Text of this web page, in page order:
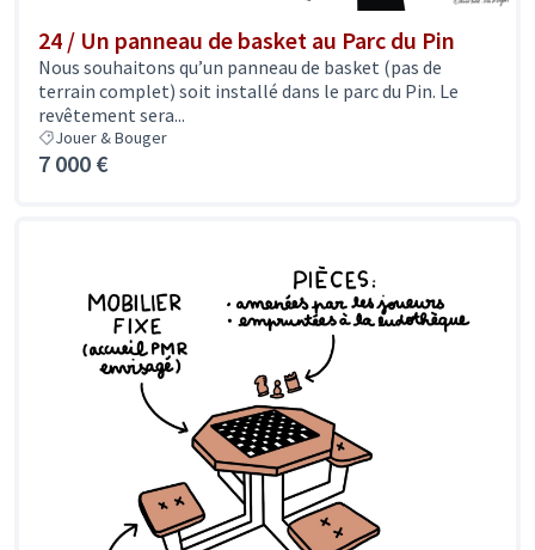
24 / Un panneau de basket au Parc du Pin
Nous souhaitons qu’un panneau de basket (pas de
terrain complet) soit installé dans le parc du Pin. Le
revêtement sera...
Jouer & Bouger
7 000 €